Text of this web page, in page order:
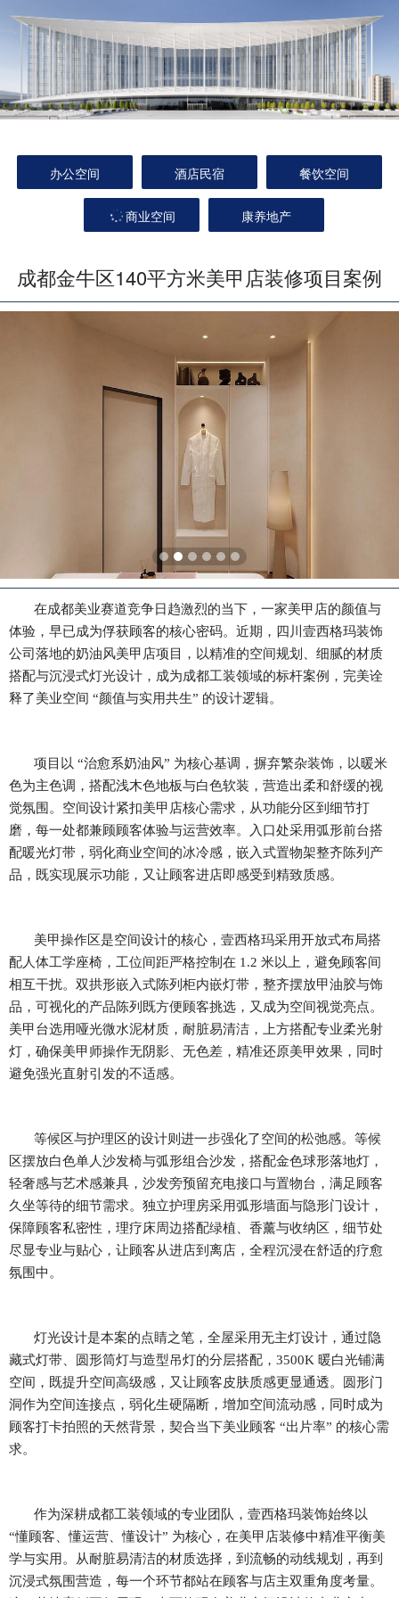
办公空间 酒店民宿 餐饮空间
商业空间 康养地产
成都金牛区140平方米美甲店装修项目案例
在成都美业赛道竞争日趋激烈的当下，一家美甲店的颜值与
体验，早已成为俘获顾客的核心密码。近期，四川壹西格玛装饰
公司落地的奶油风美甲店项目，以精准的空间规划、细腻的材质
搭配与沉浸式灯光设计，成为成都工装领域的标杆案例，完美诠
释了美业空间 “颜值与实用共生” 的设计逻辑。
项目以 “治愈系奶油风” 为核心基调，摒弃繁杂装饰，以暖米
色为主色调，搭配浅木色地板与白色软装，营造出柔和舒缓的视
觉氛围。空间设计紧扣美甲店核心需求，从功能分区到细节打
磨，每一处都兼顾顾客体验与运营效率。入口处采用弧形前台搭
配暖光灯带，弱化商业空间的冰冷感，嵌入式置物架整齐陈列产
品，既实现展示功能，又让顾客进店即感受到精致质感。
美甲操作区是空间设计的核心，壹西格玛采用开放式布局搭
配人体工学座椅，工位间距严格控制在 1.2 米以上，避免顾客间
相互干扰。双拱形嵌入式陈列柜内嵌灯带，整齐摆放甲油胶与饰
品，可视化的产品陈列既方便顾客挑选，又成为空间视觉亮点。
美甲台选用哑光微水泥材质，耐脏易清洁，上方搭配专业柔光射
灯，确保美甲师操作无阴影、无色差，精准还原美甲效果，同时
避免强光直射引发的不适感。
等候区与护理区的设计则进一步强化了空间的松弛感。等候
区摆放白色单人沙发椅与弧形组合沙发，搭配金色球形落地灯，
轻奢感与艺术感兼具，沙发旁预留充电接口与置物台，满足顾客
久坐等待的细节需求。独立护理房采用弧形墙面与隐形门设计，
保障顾客私密性，理疗床周边搭配绿植、香薰与收纳区，细节处
尽显专业与贴心，让顾客从进店到离店，全程沉浸在舒适的疗愈
氛围中。
灯光设计是本案的点睛之笔，全屋采用无主灯设计，通过隐
藏式灯带、圆形筒灯与造型吊灯的分层搭配， 3500K 暖白光铺满
空间，既提升空间高级感，又让顾客皮肤质感更显通透。圆形门
洞作为空间连接点，弱化生硬隔断，增加空间流动感，同时成为
顾客打卡拍照的天然背景，契合当下美业顾客 “出片率” 的核心需
求。
作为深耕成都工装领域的专业团队，壹西格玛装饰始终以
“懂顾客、懂运营、懂设计” 为核心，在美甲店装修中精准平衡美
学与实用。从耐脏易清洁的材质选择，到流畅的动线规划，再到
沉浸式氛围营造，每一个环节都站在顾客与店主双重角度考量。